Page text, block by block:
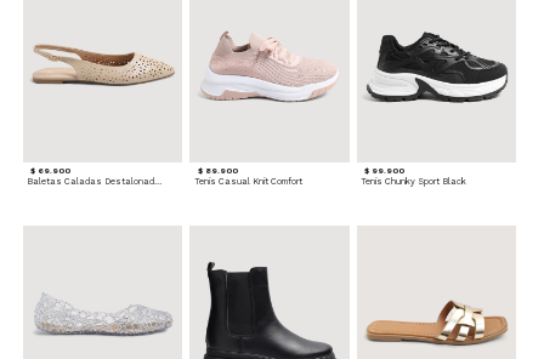
$ 69.900 $ 89.900
Tenis Casual Knit Comfort
$ 99.900
Tenis Chunky Sport Black